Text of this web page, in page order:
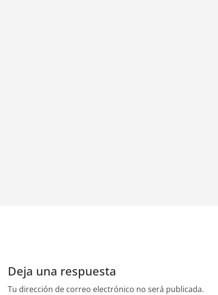
Deja una respuesta
Tu dirección de correo electrónico no será publicada.